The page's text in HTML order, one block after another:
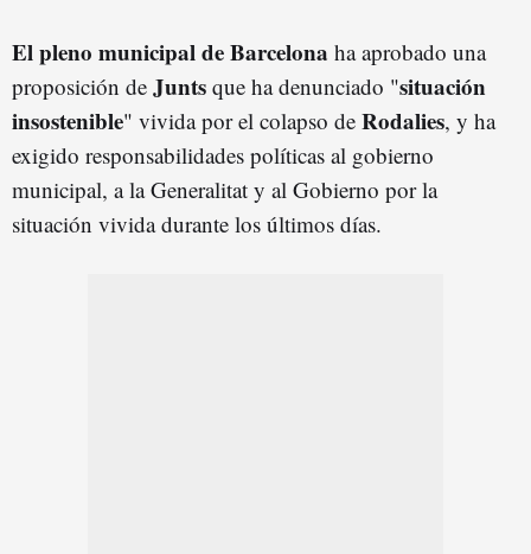
El pleno municipal de Barcelona ha aprobado una
proposición de Junts que ha denunciado "situación
insostenible" vivida por el colapso de Rodalies, y ha
exigido responsabilidades políticas al gobierno
municipal, a la Generalitat y al Gobierno por la
situación vivida durante los últimos días.